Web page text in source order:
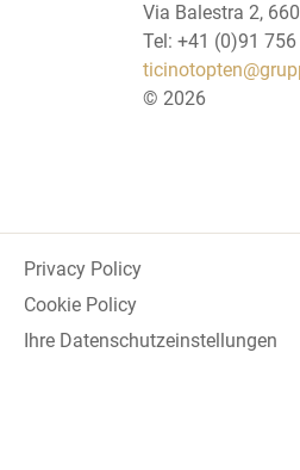
Via Balestra 2,
Tel: +41 (0)91
© 2026
Privacy Policy
Cookie Policy
Ihre Datenschutzeinstellungen